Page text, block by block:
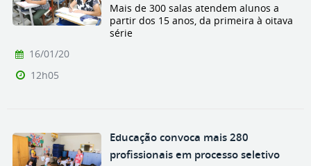
Mais de 300 salas atendem alunos a
partir dos 15 anos, da primeira à oitava
série
16/01/20
12h05
Educação convoca mais 280
profissionais em processo seletivo